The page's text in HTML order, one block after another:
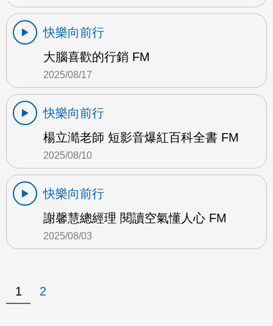
快樂向前行
大腦喜歡的行銷 FM
2025/08/17
快樂向前行
楊立澔老師 短影音爆紅百科全書 FM
2025/08/10
快樂向前行
謝馨慧總經理 閱讀空氣懂人心 FM
2025/08/03
1 2